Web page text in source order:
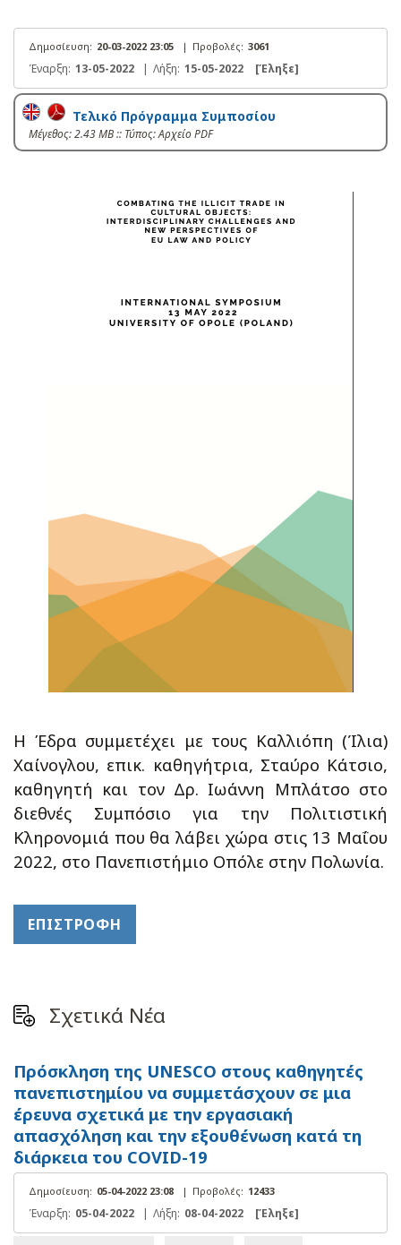
Δημοσίευση: 20-03-2022 23:05 | Προβολές: 3061
Έναρξη: 13-05-2022 | Λήξη: 15-05-2022 [Έληξε]
Τελικό Πρόγραμμα Συμποσίου
Mέγεθος: 2.43 MB :: Τύπος: Αρχείο PDF
Η Έδρα συμμετέχει με τους Καλλιόπη (Ίλια)
Χαίνογλου, επικ. καθηγήτρια, Σταύρο Κάτσιο,
καθηγητή και τον Δρ. Ιωάννη Μπλάτσο στο
διεθνές Συμπόσιο για την Πολιτιστική
Κληρονομιά που θα λάβει χώρα στις 13 Μαΐου
2022, στο Πανεπιστήμιο Οπόλε στην Πολωνία.
ΕΠΙΣΤΡΟΦΉ
Σχετικά Νέα
Πρόσκληση της UNESCO στους καθηγητές
πανεπιστημίου να συμμετάσχουν σε μια
έρευνα σχετικά με την εργασιακή
απασχόληση και την εξουθένωση κατά τη
διάρκεια του COVID-19
Δημοσίευση: 05-04-2022 23:08 | Προβολές: 12433
Έναρξη: 05-04-2022 | Λήξη: 08-04-2022 [Έληξε]